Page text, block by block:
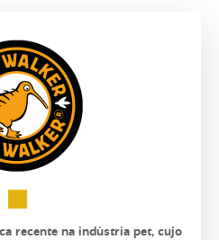
recente na indústria pet, cujo